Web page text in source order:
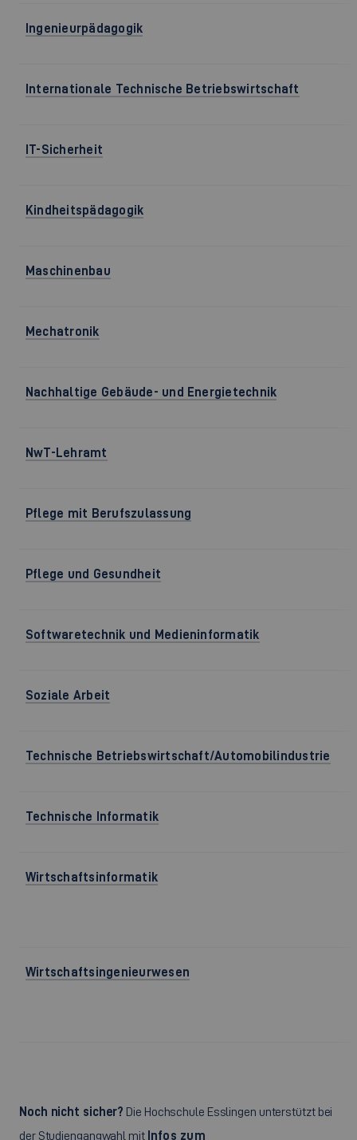
Ingenieurpädagogik
Internationale Technische Betriebswirtschaft
IT-Sicherheit
Kindheitspädagogik
Maschinenbau
Mechatronik
Nachhaltige Gebäude- und Energietechnik
NwT-Lehramt
Pflege mit Berufszulassung
Pflege und Gesundheit
Softwaretechnik und Medieninformatik
Soziale Arbeit
Technische Betriebswirtschaft/Automobilindustrie
Technische Informatik
Wirtschaftsinformatik
Wirtschaftsingenieurwesen
Noch nicht sicher? Die Hochschule Esslingen unterstützt bei
der Studiengangwahl mit Infos zum